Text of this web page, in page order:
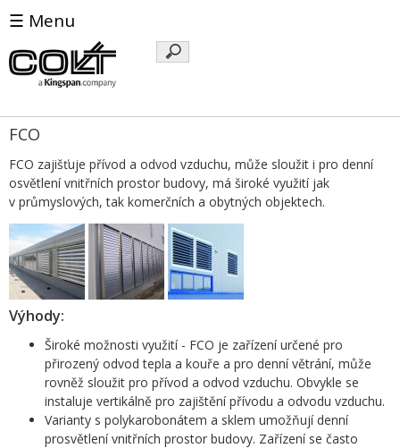
☰ Menu
Klíčová
slova
FCO
FCO zajišťuje přívod a odvod vzduchu, může sloužit i pro denní
osvětlení vnitřních prostor budovy, má široké využití jak
v průmyslových, tak komerčních a obytných objektech.
Výhody:
Široké možnosti využití - FCO je zařízení určené pro
přirozený odvod tepla a kouře a pro denní větrání, může
rovněž sloužit pro přívod a odvod vzduchu. Obvykle se
instaluje vertikálně pro zajištění přívodu a odvodu vzduchu.
Varianty s polykarobonátem a sklem umožňují denní
prosvětlení vnitřních prostor budovy. Zařízení se často